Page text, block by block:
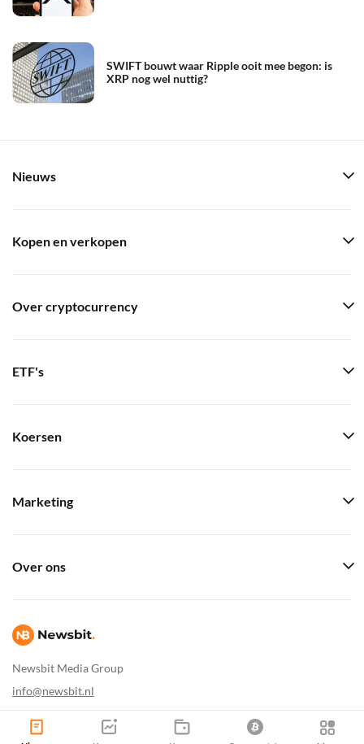
SWIFT bouwt waar Ripple ooit mee begon: is
XRP nog wel nuttig?
Newsbit Media Group
info@newsbit.nl
Nieuws
Kopen en verkopen
Over cryptocurrency
ETF's
Koersen
Marketing
Over ons